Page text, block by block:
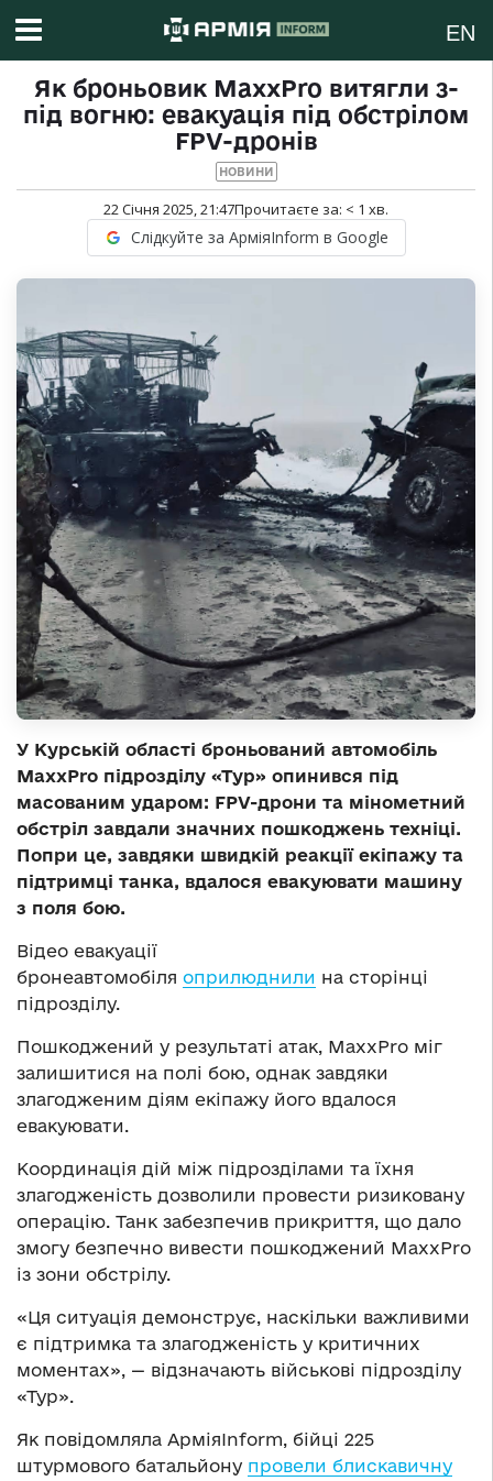
EN
Як броньовик MaxxPro витягли з-
під вогню: евакуація під обстрілом
FPV-дронів
НОВИНИ
22 Січня 2025, 21:47Прочитаєте за: < 1 хв.
Слідкуйте за АрміяInform в Google
У Курській області броньований автомобіль
MaxxPro підрозділу «Тур» опинився під
масованим ударом: FPV-дрони та мінометний
обстріл завдали значних пошкоджень техніці.
Попри це, завдяки швидкій реакції екіпажу та
підтримці танка, вдалося евакуювати машину
з поля бою.
Відео евакуації
бронеавтомобіля оприлюднили на сторінці
підрозділу.
Пошкоджений у результаті атак, MaxxPro міг
залишитися на полі бою, однак завдяки
злагодженим діям екіпажу його вдалося
евакуювати.
Координація дій між підрозділами та їхня
злагодженість дозволили провести ризиковану
операцію. Танк забезпечив прикриття, що дало
змогу безпечно вивести пошкоджений MaxxPro
із зони обстрілу.
«Ця ситуація демонструє, наскільки важливими
є підтримка та злагодженість у критичних
моментах», — відзначають військові підрозділу
«Тур».
Як повідомляла АрміяInform, бійці 225
штурмового батальйону провели блискавичну